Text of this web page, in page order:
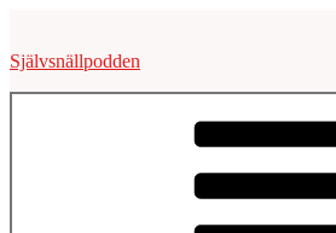
innehåll
Självsnällpodden